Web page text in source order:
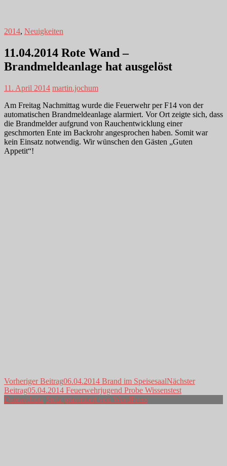
2014, Neuigkeiten
11.04.2014 Rote Wand –
Brandmeldeanlage hat ausgelöst
11. April 2014 martin.jochum
Am Freitag Nachmittag wurde die Feuerwehr per F14 von der
automatischen Brandmeldeanlage alarmiert. Vor Ort zeigte sich, dass
die Brandmelder aufgrund von Rauchentwicklung einer
geschmorten Ente im Backrohr angesprochen haben. Somit war
kein Einsatz notwendig. Wir wünschen den Gästen „Guten
Appetit“!
Beitragsnavigation
Vorheriger Beitrag06.04.2014 Brand im SpeisesaalNächster
Beitrag05.04.2014 Feuerwehrjugend Probe Wissenstest
Datenschutz Stolz präsentiert von WordPress